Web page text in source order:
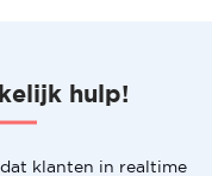
hulp!
klanten in realtime